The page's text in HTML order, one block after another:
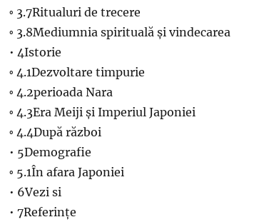
◦ 3.7Ritualuri de trecere
◦ 3.8Mediumnia spirituală și vindecarea
• 4Istorie
◦ 4.1Dezvoltare timpurie
◦ 4.2perioada Nara
◦ 4.3Era Meiji și Imperiul Japoniei
◦ 4.4După război
• 5Demografie
◦ 5.1În afara Japoniei
• 6Vezi si
• 7Referințe